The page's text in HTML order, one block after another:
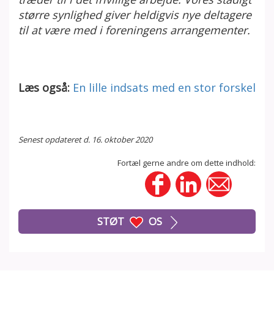
større synlighed giver heldigvis nye deltagere
til at være med i foreningens arrangementer.
Læs også: En lille indsats med en stor forskel
Senest opdateret d. 16. oktober 2020
Fortæl gerne andre om dette indhold:
STØT OS